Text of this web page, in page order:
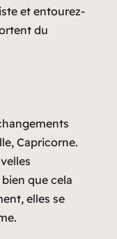
et entourez-
du
Capricorne.
que cela
elles se